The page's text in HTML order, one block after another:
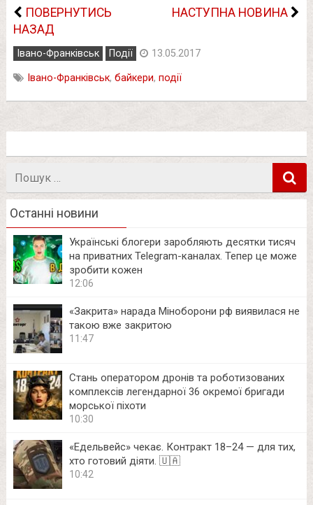
ПОВЕРНУТИСЬ
НАЗАД
НАСТУПНА НОВИНА
Івано-Франківськ Події 13.05.2017
Івано-Франківськ, байкери, події
Останні новини
Українські блогери заробляють десятки тисяч
на приватних Telegram-каналах. Тепер це може
зробити кожен
12:06
«Закрита» нарада Міноборони рф виявилася не
такою вже закритою
11:47
Стань оператором дронів та роботизованих
комплексів легендарної 36 окремої бригади
морської піхоти
10:30
«Едельвейс» чекає. Контракт 18–24 — для тих,
хто готовий діяти. 🇺🇦
10:42